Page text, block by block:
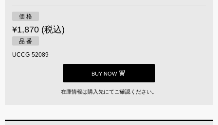
価 格
¥1,870 (税込)
品 番
UCCG-52089
BUY NOW
在庫情報は購入先にてご確認ください。